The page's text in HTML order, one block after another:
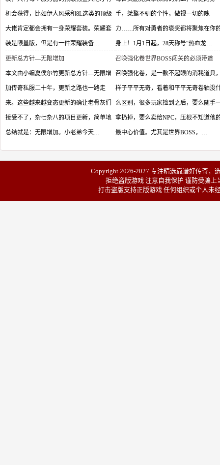
机会获得，比如伊人风采和8L这类的顶级
大佬肯定都会拥有一身荣耀套装。荣耀套
装是限量版，但是有一件荣耀装备…
手，桀骜不驯的个性，傲视一切的魄
力……所有对勇者的褒奖都将聚焦在你
身上！1月1日起，28天称号“热血龙…
更新总方针—无限增加
本文由小编夏侯尔竹更新总方针—无限增
加传奇私服二十年，更新之路也一路走
来。这些越来越变态更新的确让老骨灰们
接受不了，杂七杂八的项目更新，简单地
总结就是：无限增加。小老弟今天…
召唤强化卷世界BOSS闯关的必须带道
召唤强化卷，是一款不起眼的消耗道具
样子平平无奇，看着和平平无奇卷轴没
么区别，很多玩家捡到之后，要么随手
拿扔掉，要么卖给NPC，压根不知道他
最中心价值。尤其是世界BOSS，…
Copyright 2026-2027 专注精选靠谱好传奇，
拒绝盗版游戏 注意自我保护 谨防受骗
打击盗版支持正版游戏 任何组织或个人未